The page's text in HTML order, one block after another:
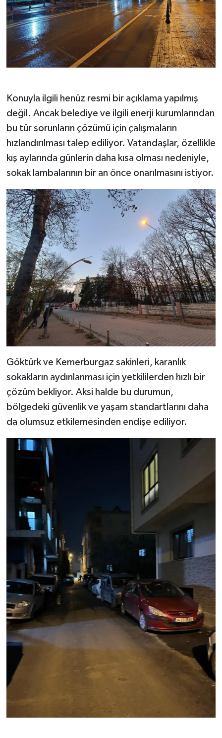
Konuyla ilgili henüz resmi bir açıklama yapılmış
değil. Ancak belediye ve ilgili enerji kurumlarından
bu tür sorunların çözümü için çalışmaların
hızlandırılması talep ediliyor. Vatandaşlar, özellikle
kış aylarında günlerin daha kısa olması nedeniyle,
sokak lambalarının bir an önce onarılmasını istiyor.
Göktürk ve Kemerburgaz sakinleri, karanlık
sokakların aydınlanması için yetkililerden hızlı bir
çözüm bekliyor. Aksi halde bu durumun,
bölgedeki güvenlik ve yaşam standartlarını daha
da olumsuz etkilemesinden endişe ediliyor.